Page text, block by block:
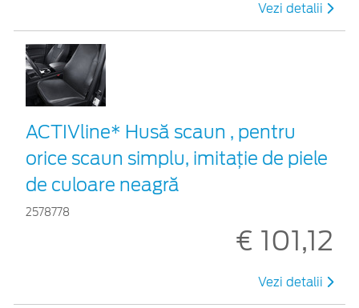
Vezi detalii
ACTIVline* Husă scaun , pentru
orice scaun simplu, imitație de piele
de culoare neagră
2578778
€ 101,12
Vezi detalii